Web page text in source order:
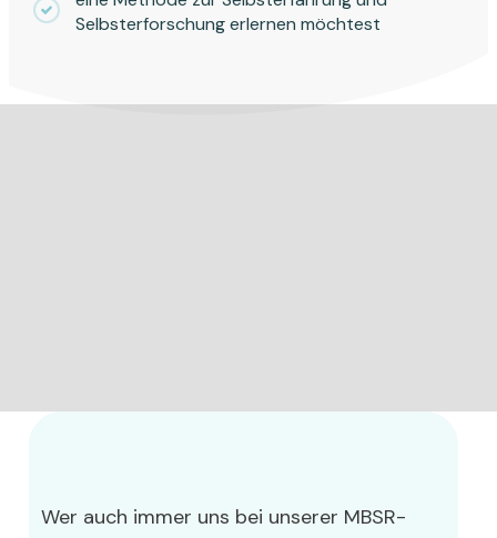
Selbsterforschung erlernen möchtest
Wer auch immer uns bei unserer MBSR-